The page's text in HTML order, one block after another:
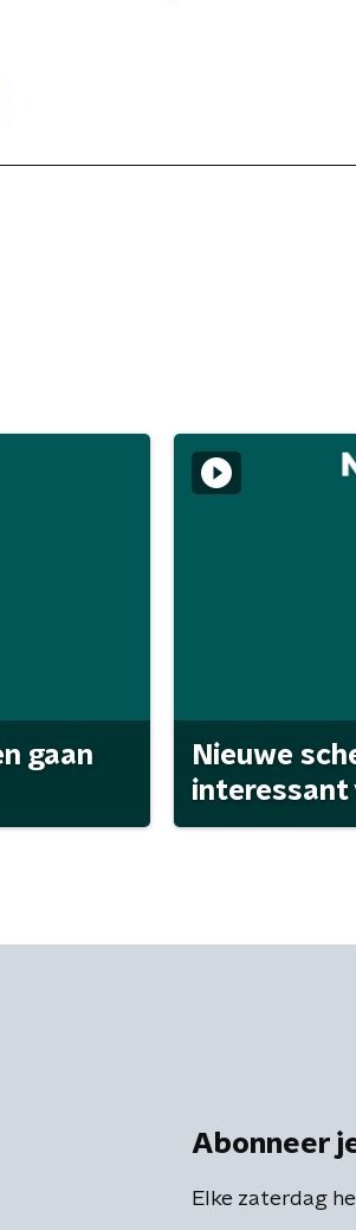
gaan
Nieuwe
interessant
Abonneer
Elke zaterdag